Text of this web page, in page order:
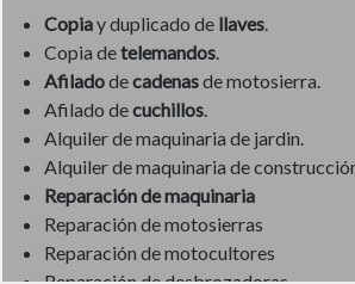
Copiay duplicado de llaves.
Copia detelemandos.
Afiladodecadenasde motosierra.
Afilado decuchillos.
Alquiler de maquinaria de jardin.
Alquiler de maquinaria de
Reparación de maquinaria
Reparación de motosierras
Reparación de motocultores